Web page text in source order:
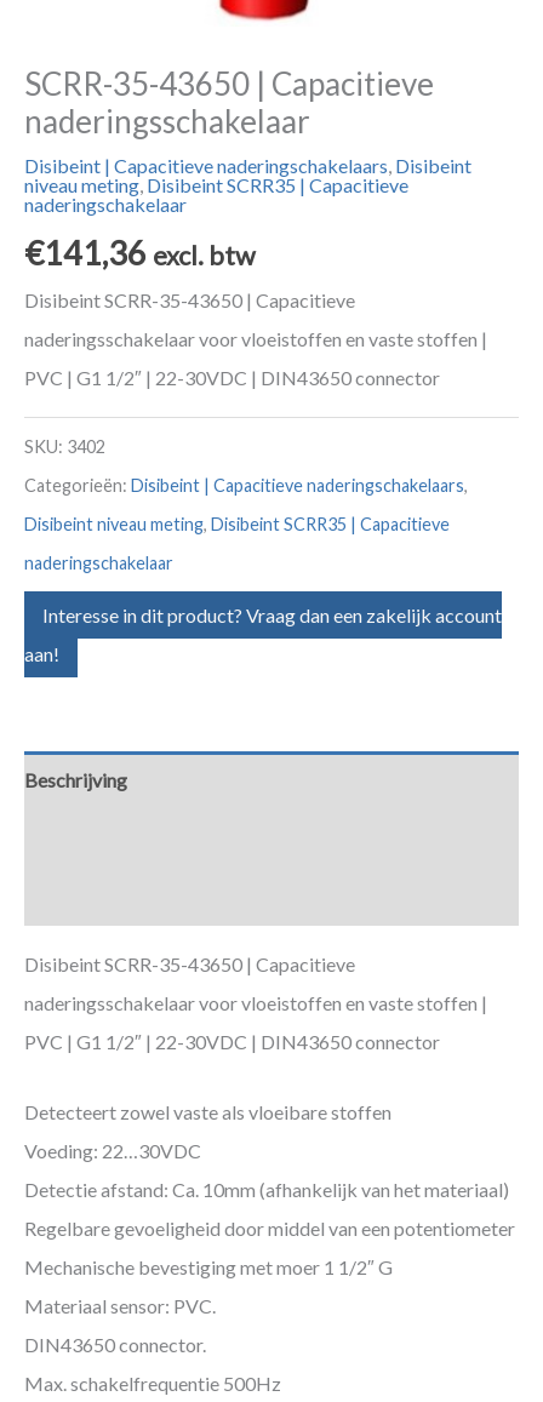
SCRR-35-43650 | Capacitieve
naderingsschakelaar
Disibeint | Capacitieve naderingschakelaars, Disibeint
niveau meting, Disibeint SCRR35 | Capacitieve
naderingschakelaar
€141,36 excl. btw
Disibeint SCRR-35-43650 | Capacitieve
naderingsschakelaar voor vloeistoffen en vaste stoffen |
PVC | G1 1/2″ | 22-30VDC | DIN43650 connector
SKU: 3402
Categorieën: Disibeint | Capacitieve naderingschakelaars,
Disibeint niveau meting, Disibeint SCRR35 | Capacitieve
naderingschakelaar
Interesse in dit product? Vraag dan een zakelijk account
aan!
Beschrijving
Disibeint SCRR-35-43650 | Capacitieve
naderingsschakelaar voor vloeistoffen en vaste stoffen |
PVC | G1 1/2″ | 22-30VDC | DIN43650 connector
Detecteert zowel vaste als vloeibare stoffen
Voeding: 22…30VDC
Detectie afstand: Ca. 10mm (afhankelijk van het materiaal)
Regelbare gevoeligheid door middel van een potentiometer
Mechanische bevestiging met moer 1 1/2″ G
Materiaal sensor: PVC.
DIN43650 connector.
Max. schakelfrequentie 500Hz